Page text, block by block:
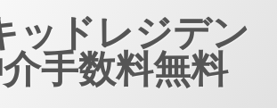
ッドレジデン
手数料無料